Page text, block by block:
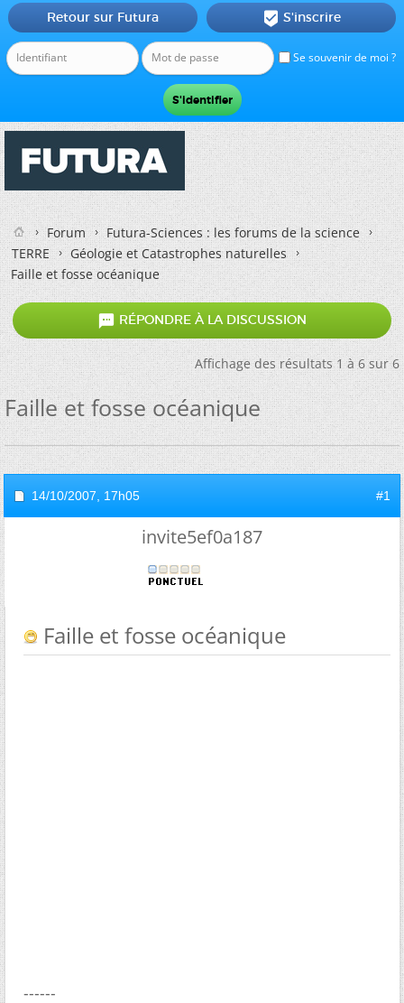
Se souvenir de moi ?
Retour sur Futura  S'inscrire
Forum
Futura-Sciences : les forums de la science
TERRE
Géologie et Catastrophes naturelles
Faille et fosse océanique
 RÉPONDRE À LA DISCUSSION
Affichage des résultats 1 à 6 sur 6
Faille et fosse océanique
14/10/2007, 17h05 #1
invite5ef0a187
Faille et fosse océanique
------